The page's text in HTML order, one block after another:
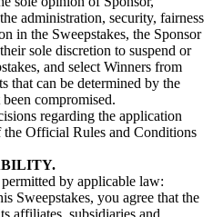
administration, security, fairness
in the Sweepstakes, the Sponsor
sole discretion to suspend or
and select Winners from
that can be determined by the
compromised.
regarding the application
the Official Rules and Conditions
by applicable law:
Sweepstakes, you agree that the